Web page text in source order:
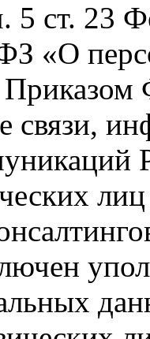
5 ст. 23
«О
связи,